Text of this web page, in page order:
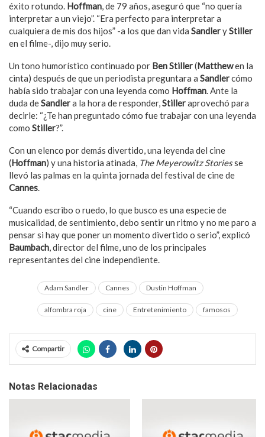
éxito rotundo. Hoffman, de 79 años, aseguró que “no quería
interpretar a un viejo”. “Era perfecto para interpretar a
cualquiera de mis dos hijos” -a los que dan vida SandleryStiller
en el filme-, dijo muy serio.
Un tono humorístico continuado por Ben Stiller(Matthewen la
cinta) después de que un periodista preguntara a Sandlercómo
había sido trabajar con una leyenda como Hoffman. Ante la
duda deSandlera la hora de responder,Stilleraprovechó para
decirle: “¿Te han preguntado cómo fue trabajar con una leyenda
como Stiller?”.
Con un elenco por demás divertido, una leyenda del cine
(Hoffman) y una historia atinada, The Meyerowitz Storiesse
llevó las palmas en la quinta jornada del festival de cine de
Cannes.
“Cuando escribo o ruedo, lo que busco es una especie de
musicalidad, de sentimiento, debo sentir un ritmo y no me paro a
pensar si hay que poner un momento divertido o serio”, explicó
Baumbach, director del filme, uno de los principales
representantes del cine independiente.
Adam Sandler Cannes Dustin Hoffman
alfombra roja cine Entretenimiento famosos
Compartir
Notas Relacionadas